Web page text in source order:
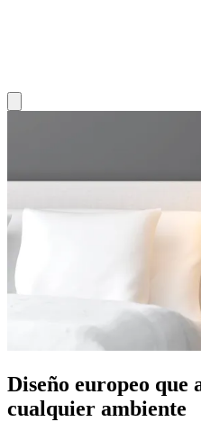
Diseño europeo que
cualquier ambiente